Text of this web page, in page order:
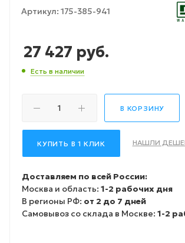
Артикул: 175-385-941
27 427 руб.
Есть в наличии
В КОРЗИНУ
КУПИТЬ В 1 КЛИК НАШЛИ
Доставляем по всей России:
Москва и область: 1-2 рабочих дня
В регионы РФ: от 2 до 7 дней
Самовывоз со склада в Москве: 1-2